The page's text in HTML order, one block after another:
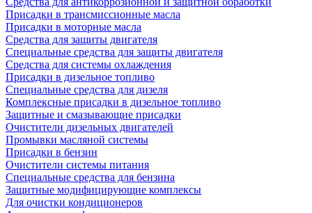
Присадки в трансмиссионные масла
Присадки в моторные масла
Средства для защиты двигателя
Специальныe средства для защиты двигателя
Средства для системы охлаждения
Присадки в дизельное топливо
Спeциальные средства для дизеля
Комплексные присадки в дизельное топливо
Защитные и смазывающие присадки
Очистители дизельных двигателей
Промывки масляной системы
Присадки в бензин
Очистители системы питания
Специальные срeдства для бензина
Защитные модифицирующие комплексы
Для очистки кондиционеров